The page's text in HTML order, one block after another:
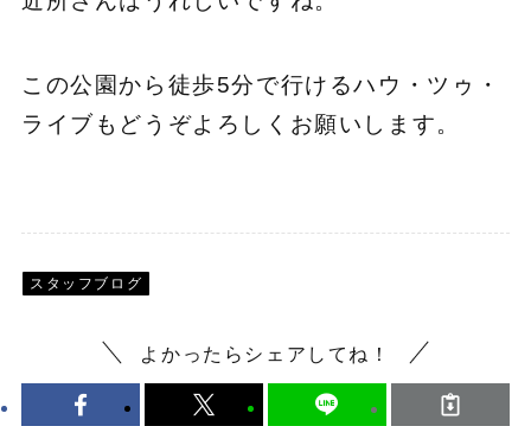
この公園から徒歩5分で行けるハウ・ツゥ・
ライブもどうぞよろしくお願いします。
スタッフブログ
よかったらシェアしてね！